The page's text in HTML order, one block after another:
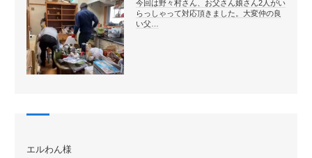
今回は野々村さん、お父さん娘さん2人がい
らっしゃって対応頂きました。大変仲の良
い父…
エルわん様